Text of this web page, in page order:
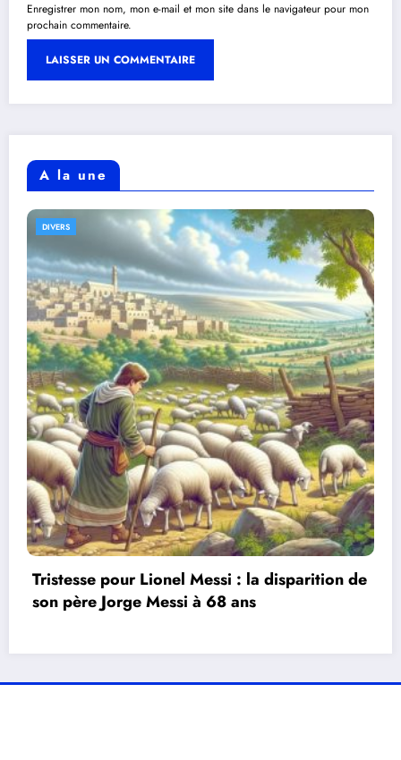
Enregistrer mon nom, mon e-mail et mon site dans le navigateur pour mon
prochain commentaire.
A la une
Mauvaise nouvelle pour les passionnés de
football : un site de référence est
indisponible depuis plusieurs jours